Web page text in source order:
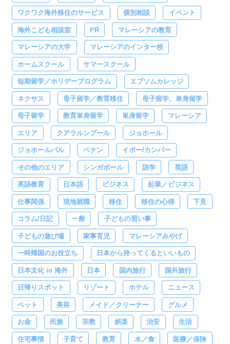
ワクワク海外移住のサービス 個別相談 イベント
海外こども相談室 PR マレーシアの教育
マレーシアの大学 マレーシアのインター校
ホームスクール サマースクール
短期留学／ホリデープログラム エプソムカレッジ
ネクサス 母子留学／教育移住 母子留学、単身留学
母子留学 教育単身留学 単身留学 マレーシア
エリア クアラルンプール ジョホール
ジョホールバル ペナン イポー/カンパー
その他のエリア シンガポール 語学 英語
英語教育 日本語 ビジネス 起業／ビジネス
仕事関係 現地就職 移住 移住の心得 下見
コラム/日記 一般 子どもの習い事
子どもの遊び場 家事育児 マレーシアみやげ
一時帰国のお役立ち 日本から持ってくるといいもの
日本文化 in 海外 日本 国内旅行 国外旅行
日帰りスポット リゾート ホテル ニュース
ペット 美容 メイド／クリーナー グルメ
お金 民族 宗教 娯楽 治安 生活
住宅事情 子育て 教育 水／食 医療／保険